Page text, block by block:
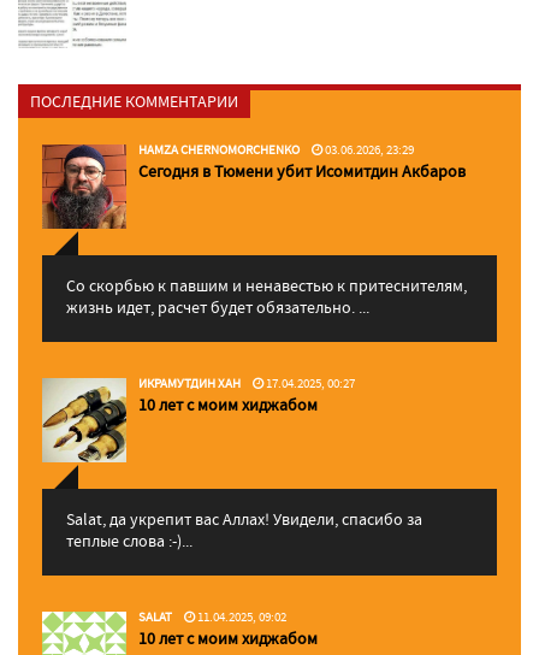
ПОСЛЕДНИЕ КОММЕНТАРИИ
HAMZA CHERNOMORCHENKO 03.06.2026, 23:29
Сегодня в Тюмени убит Исомитдин Акбаров
Со скорбью к павшим и ненавестью к притеснителям,
жизнь идет, расчет будет обязательно. ...
ИКРАМУТДИН ХАН 17.04.2025, 00:27
10 лет с моим хиджабом
Salat, да укрепит вас Аллаx! Увидели, спасибо за
теплые слова :-)...
SALAT 11.04.2025, 09:02
10 лет с моим хиджабом